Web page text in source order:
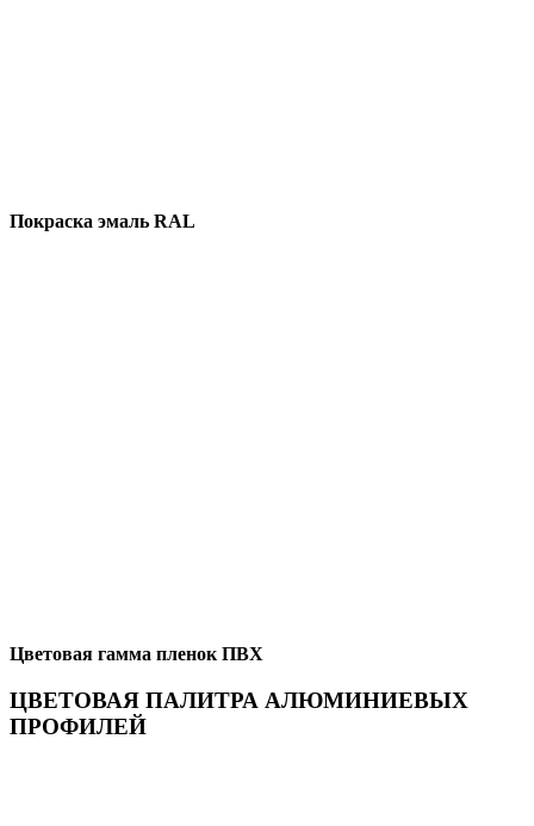
Покраска эмаль RAL
Цветовая гамма пленок ПВХ
ЦВЕТОВАЯ ПАЛИТРА АЛЮМИНИЕВЫХ
ПРОФИЛЕЙ